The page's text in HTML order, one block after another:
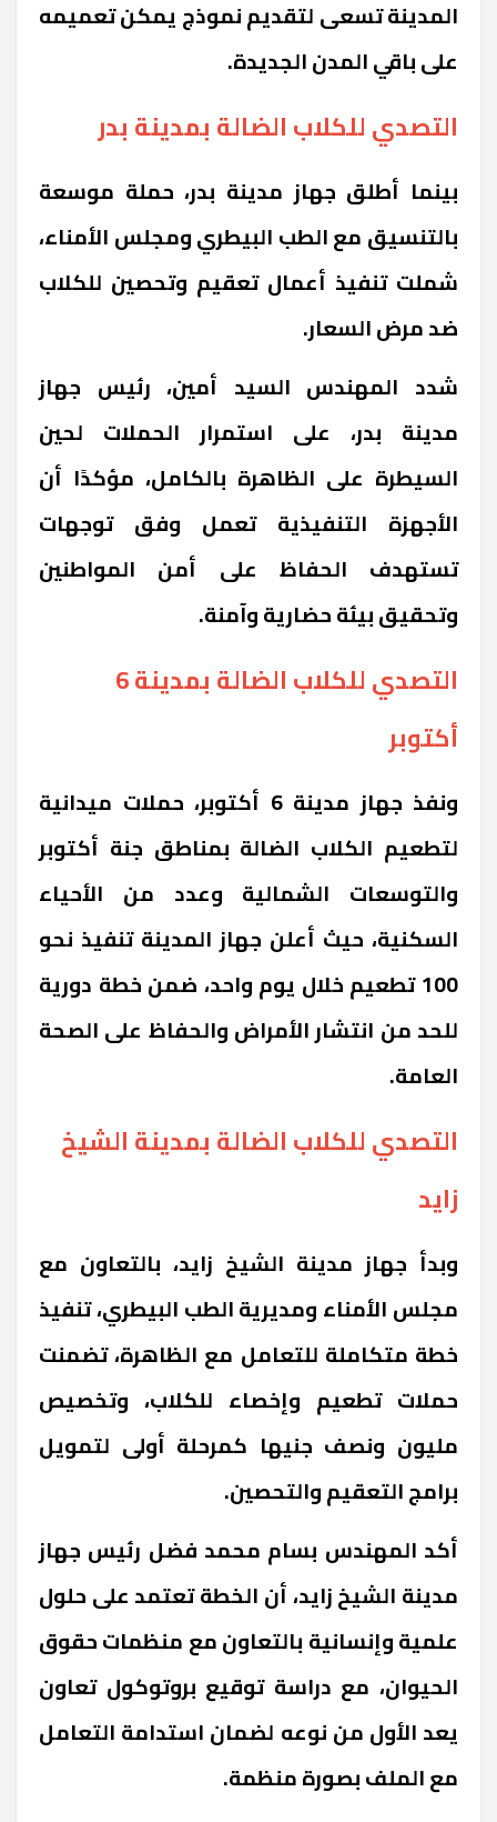
المدينة تسعى لتقديم نموذج يمكن تعميمه
على باقي المدن الجديدة.
التصدي للكلاب الضالة بمدينة بدر
بينما أطلق جهاز مدينة بدر، حملة موسعة
بالتنسيق مع الطب البيطري ومجلس الأمناء،
شملت تنفيذ أعمال تعقيم وتحصين للكلاب
ضد مرض السعار.
شدد المهندس السيد أمين، رئيس جهاز
مدينة بدر، على استمرار الحملات لحين
السيطرة على الظاهرة بالكامل، مؤكدًا أن
الأجهزة التنفيذية تعمل وفق توجهات
تستهدف الحفاظ على أمن المواطنين
وتحقيق بيئة حضارية وآمنة.
التصدي للكلاب الضالة بمدينة 6
أكتوبر
ونفذ جهاز مدينة 6 أكتوبر، حملات ميدانية
لتطعيم الكلاب الضالة بمناطق جنة أكتوبر
والتوسعات الشمالية وعدد من الأحياء
السكنية، حيث أعلن جهاز المدينة تنفيذ نحو
100 تطعيم خلال يوم واحد، ضمن خطة دورية
للحد من انتشار الأمراض والحفاظ على الصحة
العامة.
التصدي للكلاب الضالة بمدينة الشيخ
زايد
وبدأ جهاز مدينة الشيخ زايد، بالتعاون مع
مجلس الأمناء ومديرية الطب البيطري، تنفيذ
خطة متكاملة للتعامل مع الظاهرة، تضمنت
حملات تطعيم وإخصاء للكلاب، وتخصيص
مليون ونصف جنيها كمرحلة أولى لتمويل
برامج التعقيم والتحصين.
أكد المهندس بسام محمد فضل رئيس جهاز
مدينة الشيخ زايد، أن الخطة تعتمد على حلول
علمية وإنسانية بالتعاون مع منظمات حقوق
الحيوان، مع دراسة توقيع بروتوكول تعاون
يعد الأول من نوعه لضمان استدامة التعامل
مع الملف بصورة منظمة.